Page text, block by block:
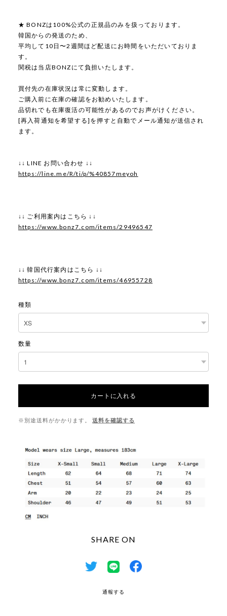
★ BONZは100%公式の正規品のみを扱っております。
韓国からの発送のため、
平均して10日〜2週間ほど配送にお時間をいただいておりま
す。
関税は当店BONZにて負担いたします。
買付先の在庫状況は常に変動します。
ご購入前に在庫の確認をお勧めいたします。
品切れでも在庫復活の可能性があるのでお声がけください。
[再入荷通知を希望する]を押すと自動でメール通知が送信され
ます。
↓↓ LINE お問い合わせ ↓↓
https://line.me/R/ti/p/%40857meyoh
↓↓ ご利用案内はこちら ↓↓
https://www.bonz7.com/items/29496547
↓↓ 韓国代行案内はこちら ↓↓
https://www.bonz7.com/items/46955728
種類
数量
カートに入れる
※別途送料がかかります。 送料を確認する
SHARE ON
通報する